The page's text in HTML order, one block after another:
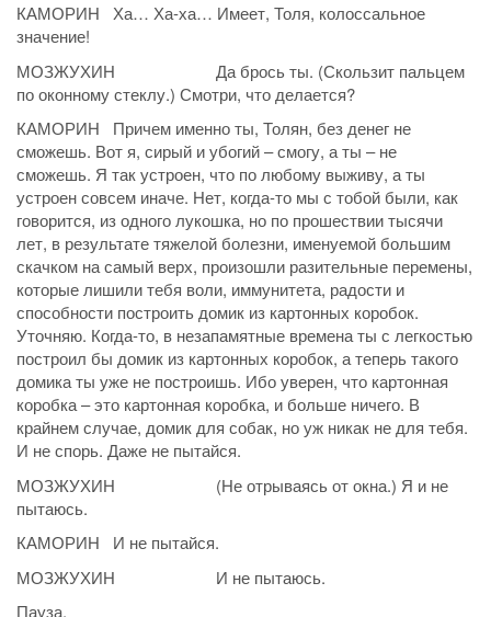
КАМОРИН Ха… Ха-ха… Имеет, Толя, колоссальное
значение!
МОЗЖУХИН Да брось ты. (Скользит пальцем
по оконному стеклу.) Смотри, что делается?
КАМОРИН Причем именно ты, Толян, без денег не
сможешь. Вот я, сирый и убогий – смогу, а ты – не
сможешь. Я так устроен, что по любому выживу, а ты
устроен совсем иначе. Нет, когда-то мы с тобой были, как
говорится, из одного лукошка, но по прошествии тысячи
лет, в результате тяжелой болезни, именуемой большим
скачком на самый верх, произошли разительные перемены,
которые лишили тебя воли, иммунитета, радости и
способности построить домик из картонных коробок.
Уточняю. Когда-то, в незапамятные времена ты с легкостью
построил бы домик из картонных коробок, а теперь такого
домика ты уже не построишь. Ибо уверен, что картонная
коробка – это картонная коробка, и больше ничего. В
крайнем случае, домик для собак, но уж никак не для тебя.
И не спорь. Даже не пытайся.
МОЗЖУХИН (Не отрываясь от окна.) Я и не
пытаюсь.
КАМОРИН И не пытайся.
МОЗЖУХИН И не пытаюсь.
Пауза.